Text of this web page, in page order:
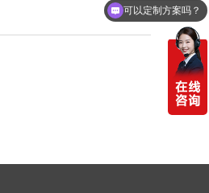
可以定制方案吗？